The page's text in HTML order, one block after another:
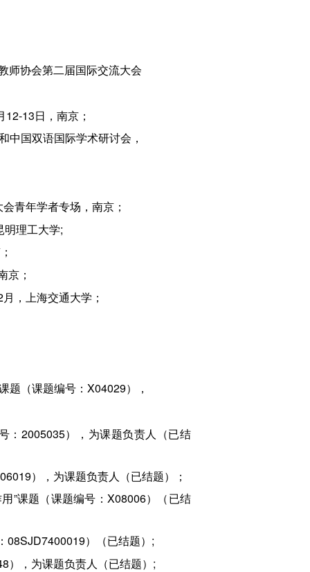
师协会第二届国际交流大会
13日，南京；
中国双语国际学术研讨会，
青年学者专场，南京；
明理工大学;
京；
，上海交通大学；
题（课题编号：X04029），
：2005035），为课题负责人（已结
），为课题负责人（已结题）；
”课题（课题编号：X08006）（已结
08SJD7400019）（已结题）;
），为课题负责人（已结题）;